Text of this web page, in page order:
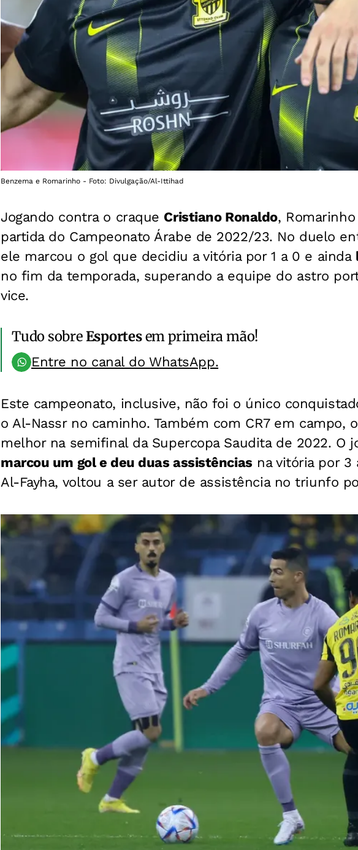
Benzema e Romarinho - Foto: Divulgação/Al-Ittihad
Jogando contra o craque Cristiano Ronaldo,
partida do Campeonato Árabe de 2022/23. No duelo
ele marcou o gol que decidiu a vitória por 1 a 0 e ainda
no fim da temporada, superando a equipe do astro
vice.
Tudo sobreEsportesem primeira mão!
Entre no canal do WhatsApp.
Este campeonato, inclusive, não foi o único
o Al-Nassr no caminho. Também com CR7 em campo,
melhor na semifinal da Supercopa Saudita de 2022. O
marcou um gol e deu duas assistências na vitória por 3
Al-Fayha, voltou a ser autor de assistência no triunfo